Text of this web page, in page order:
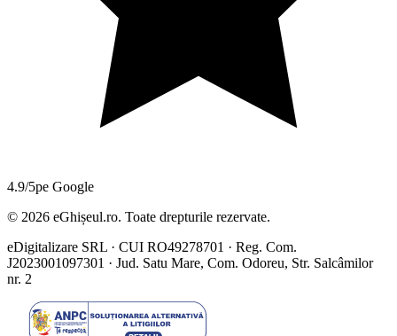
4.9/5pe Google
© 2026 eGhișeul.ro. Toate drepturile rezervate.
eDigitalizare SRL · CUI RO49278701 · Reg. Com.
J2023001097301 · Jud. Satu Mare, Com. Odoreu, Str. Salcâmilor
nr. 2